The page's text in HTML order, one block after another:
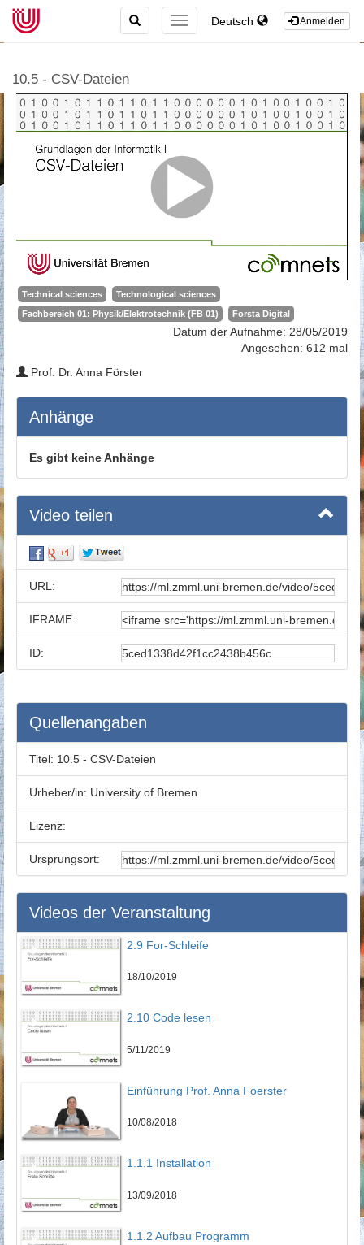
Anmelden
Deutsch
TOGGLE
NAVIGATION
TOGGLE
SEARCH
10.5 - CSV-Dateien
Technical sciences
Technological sciences
Fachbereich 01: Physik/Elektrotechnik (FB 01)
Forsta Digital
Datum der Aufnahme: 28/05/2019
Angesehen: 612 mal
Prof. Dr. Anna Förster
Anhänge
Es gibt keine Anhänge
Video teilen
URL:
IFRAME:
ID:
Quellenangaben
Titel: 10.5 - CSV-Dateien
Urheber/in: University of Bremen
Lizenz:
Ursprungsort:
Videos der Veranstaltung
2.9 For-Schleife
18/10/2019
2.10 Code lesen
5/11/2019
Einführung Prof. Anna Foerster
10/08/2018
1.1.1 Installation
13/09/2018
1.1.2 Aufbau Programm